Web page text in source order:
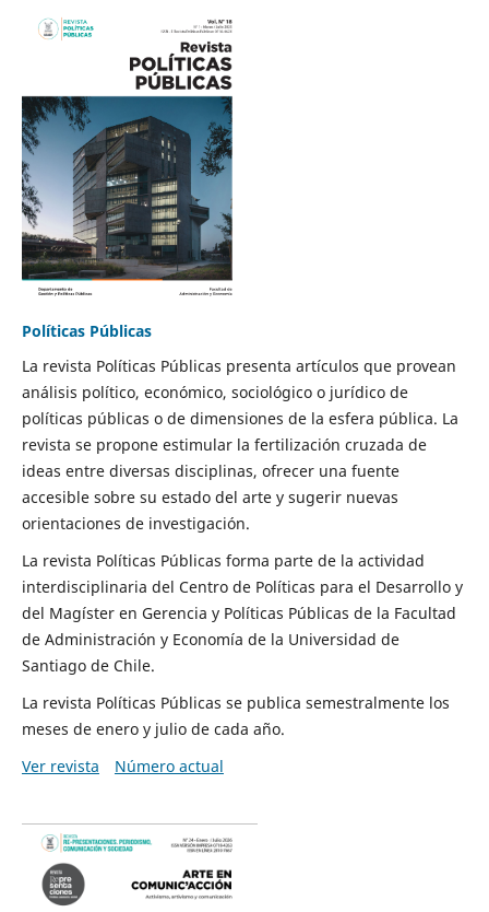
Políticas Públicas
La revista Políticas Públicas presenta artículos que provean
análisis político, económico, sociológico o jurídico de
políticas públicas o de dimensiones de la esfera pública. La
revista se propone estimular la fertilización cruzada de
ideas entre diversas disciplinas, ofrecer una fuente
accesible sobre su estado del arte y sugerir nuevas
orientaciones de investigación.
La revista Políticas Públicas forma parte de la actividad
interdisciplinaria del Centro de Políticas para el Desarrollo y
del Magíster en Gerencia y Políticas Públicas de la Facultad
de Administración y Economía de la Universidad de
Santiago de Chile.
La revista Políticas Públicas se publica semestralmente los
meses de enero y julio de cada año.
Ver revista
Número actual